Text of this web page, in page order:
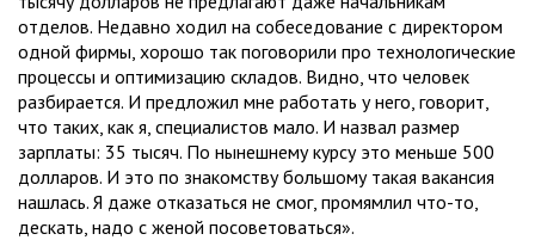
отделов. Недавно ходил на собеседование с директором
одной фирмы, хорошо так поговорили про технологические
процессы и оптимизацию складов. Видно, что человек
разбирается. И предложил мне работать у него, говорит,
что таких, как я, специалистов мало. И назвал размер
зарплаты: 35 тысяч. По нынешнему курсу это меньше 500
долларов. И это по знакомству большому такая вакансия
нашлась. Я даже отказаться не смог, промямлил что-то,
дескать, надо с женой посоветоваться».